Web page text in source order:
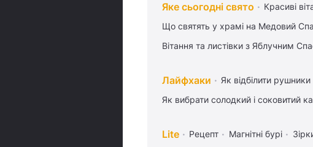
Яке сьогодні свято Красиві
Що святять у храмі на Медовий
Вітання та листівки з Яблучним
Лайфхаки Як відбілити рушники
Як вибрати солодкий і соковитий
Lite Рецепт Магнітні бурі